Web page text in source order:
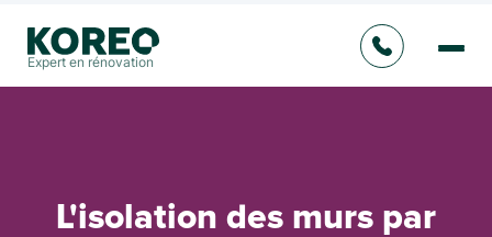
Expert en rénovation
L'isolation des murs par